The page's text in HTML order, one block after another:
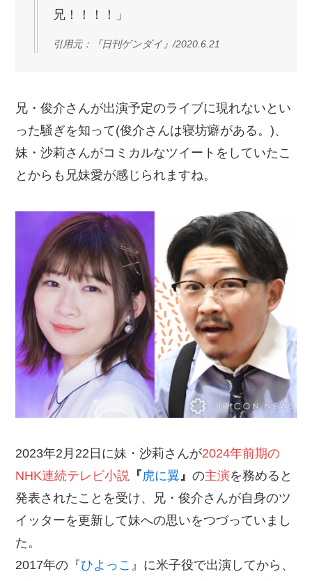
兄！！！！」
引用元：『日刊ゲンダイ』/2020.6.21
兄・俊介さんが出演予定のライブに現れないとい
った騒ぎを知って(俊介さんは寝坊癖がある。)、
妹・沙莉さんがコミカルなツイートをしていたこ
とからも兄妹愛が感じられますね。
2023年2月22日に妹・沙莉さんが2024年前期の
NHK連続テレビ小説 『虎に翼』の主演を務めると
発表されたことを受け、兄・俊介さんが自身のツ
イッターを更新して妹への思いをつづっていまし
た。
2017年の『ひよっこ 』に米子役で出演してから、